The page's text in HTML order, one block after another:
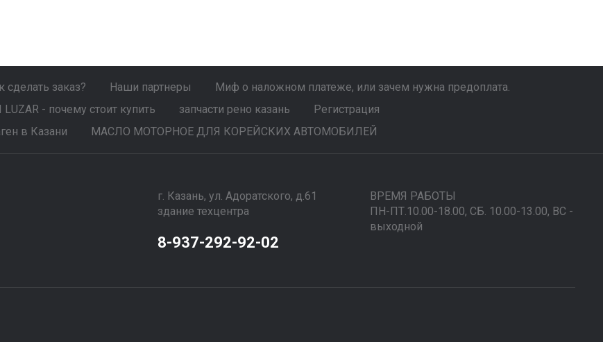
сделать заказ? Наши партнеры
Миф о наложном платеже, или зачем нужна предоплата.
- почему стоит купить запчасти рено казань
Регистрация
в Казани
МАСЛО МОТОРНОЕ ДЛЯ КОРЕЙСКИХ АВТОМОБИЛЕЙ
г. Казань, ул. Адоратского, д.61
здание техцентра
8-937-292-92-02
ВРЕМЯ РАБОТЫ
ПН-ПТ.10.00-18.00, СБ. 10.00-13.00, ВС -
выходной